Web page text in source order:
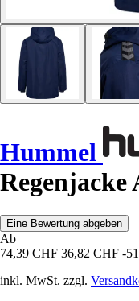
Hummel
Regenjacke
Eine Bewertung abgeben
Ab
74,39 CHF 36,82 CHF -
inkl. MwSt. zzgl.